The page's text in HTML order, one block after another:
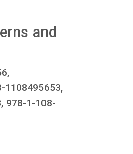
and
1108495653,
978-1-108-